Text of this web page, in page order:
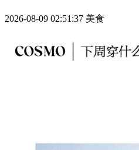
2026-08-09 02:51:37 美食